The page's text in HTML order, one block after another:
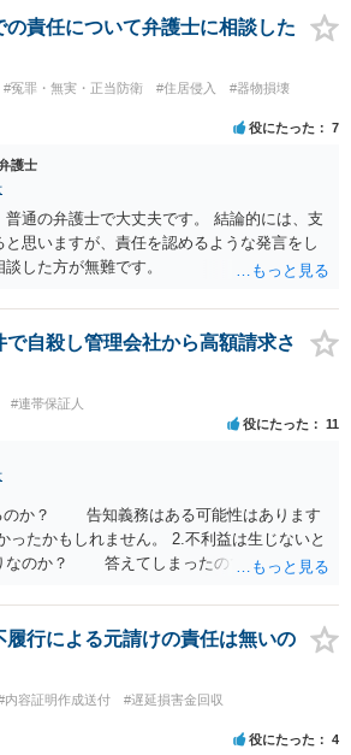
開示を受けた上で，発進した当人に対する損
可能です。
彼女」氏は、故意又は重過失を立証する必要
会社法４２９条の責任が認められ敗訴した場
５０万円の範囲内でどちらにいくら請求し
の半額をもう一人の代表社員に請求（求
の責任について弁護士に相談した
#冤罪・無実・正当防衛 #住居侵入
#器物損壊
役にたった 7
護士
通の弁護士で大丈夫です。 結論的には、支
思いますが、責任を認めるような発言をし
した方が無難です。
で自殺し管理会社から高額請求さ
#連帯保証人
役にたった 11
のか？ 告知義務はある可能性はあります
かもしれません。 2.不利益は生じないと
なのか？ 答えてしまったので請求されて
いう主張をすることができる可能性があ
当なのか？ 自殺した場合、約２年分の賃料
例です。
履行による元請けの責任は無いの
内容証明作成送付
#遅延損害金回収
役にたった 4